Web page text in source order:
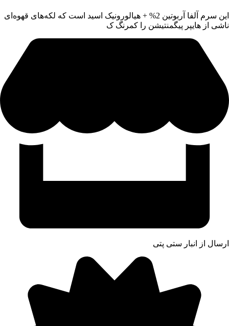
این سرم آلفا آربوتین 2% + هیالورونیک اسید است که لکه‌های قهوه‌ای
ناشی از هایپر پیگمنتیشن را کمرنگ ک
ارسال از انبار ستی پتی